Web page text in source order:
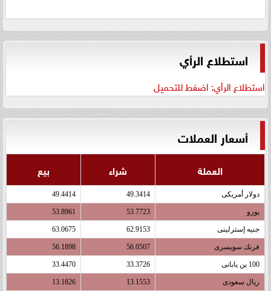
استطلاع الرأي
استطلاع الرأي: اضغط للتحميل
أسعار العملات
العملة شراء بيع
دولار أمريكى 49.3414
49.4414
يورو 53.7723
53.8961
جنيه إسترلينى 62.9153
63.0675
فرنك سويسرى 56.0507
56.1898
100 ين يابانى 33.3726
33.4470
ريال سعودى 13.1553
13.1826